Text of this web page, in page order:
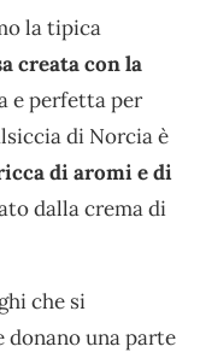
la tipica
creata con la
e perfetta per
di Norcia è
di aromi e di
dalla crema di
che si
una parte